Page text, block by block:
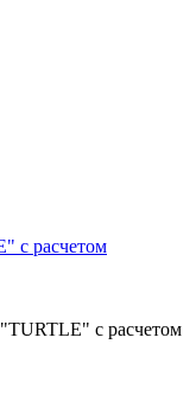
с расчетом